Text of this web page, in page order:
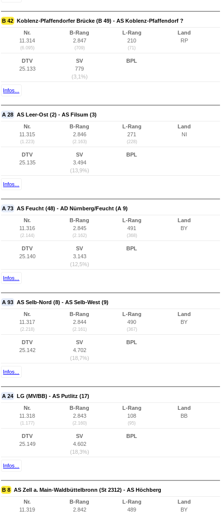
B 42 Koblenz-Pfaffendorfer Brücke (B 49) - AS Koblenz-Pfaffendorf ?
Nr.
11.314
(6.095)
B-Rang
2.847
(709)
L-Rang
210
(71)
Land
RP
DTV
25.133
SV
779
(3,1%)
BPL
Infos...
A 28 AS Leer-Ost (2) - AS Filsum (3)
Nr.
11.315
(1.223)
B-Rang
2.846
(2.163)
L-Rang
271
(228)
Land
NI
DTV
25.135
SV
3.494
(13,9%)
BPL
Infos...
A 73 AS Feucht (48) - AD Nürnberg/Feucht (A 9)
Nr.
11.316
(2.144)
B-Rang
2.845
(2.162)
L-Rang
491
(368)
Land
BY
DTV
25.140
SV
3.143
(12,5%)
BPL
Infos...
A 93 AS Selb-Nord (8) - AS Selb-West (9)
Nr.
11.317
(2.218)
B-Rang
2.844
(2.161)
L-Rang
490
(367)
Land
BY
DTV
25.142
SV
4.702
(18,7%)
BPL
Infos...
A 24 LG (MV/BB) - AS Putlitz (17)
Nr.
11.318
(1.177)
B-Rang
2.843
(2.160)
L-Rang
108
(95)
Land
BB
DTV
25.149
SV
4.602
(18,3%)
BPL
Infos...
B 8 AS Zell a. Main-Waldbüttelbronn (St 2312) - AS Höchberg
Nr.
11.319
B-Rang
2.842
L-Rang
489
Land
BY